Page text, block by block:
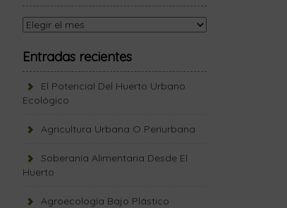
Archivos
Entradas recientes
El Potencial Del Huerto Urbano
Ecológico
Agricultura Urbana O Periurbana
Soberanía Alimentaria Desde El
Huerto
Agroecología Bajo Plástico